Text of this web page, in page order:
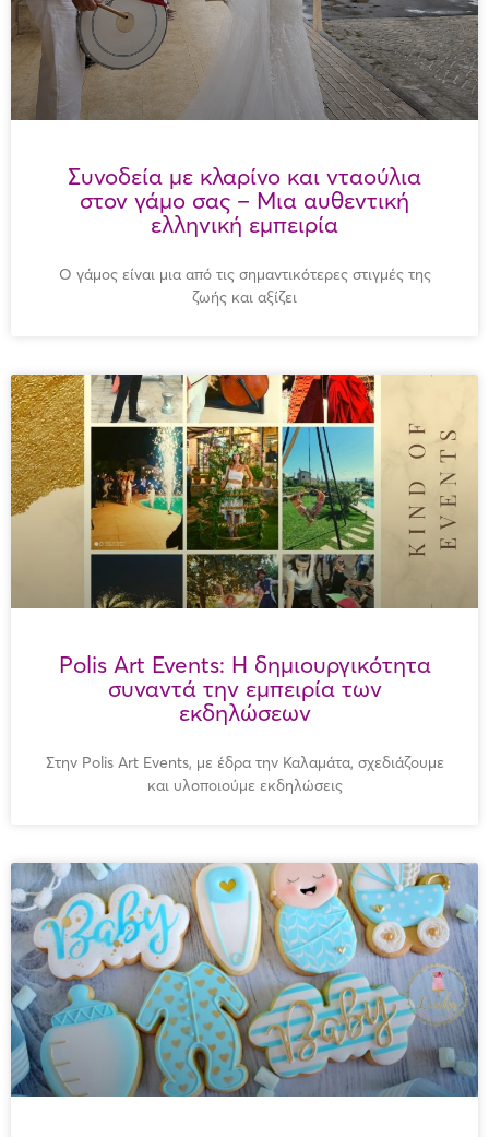
Συνοδεία με κλαρίνο και νταούλια
στον γάμο σας – Μια αυθεντική
ελληνική εμπειρία
Ο γάμος είναι μια από τις σημαντικότερες στιγμές της
ζωής και αξίζει
Polis Art Events: Η δημιουργικότητα
συναντά την εμπειρία των
εκδηλώσεων
Στην Polis Art Events, με έδρα την Καλαμάτα, σχεδιάζουμε
και υλοποιούμε εκδηλώσεις